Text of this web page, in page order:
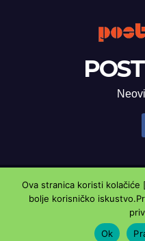
Proudly powered by
Marketing oglasnik
Ova stranica koristi
bolje korisničko
Ok